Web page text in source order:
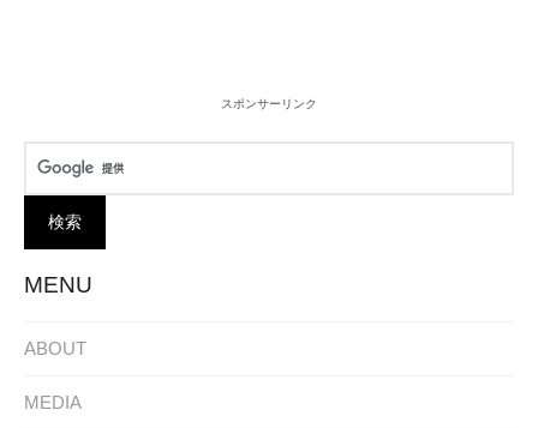
スポンサーリンク
MENU
ABOUT
MEDIA